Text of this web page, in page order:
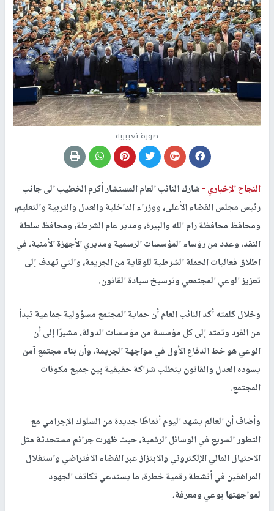
صورة تعبيرية
النجاح الإخباري -شارك النائب العام المستشار أكرم الخطيب الى جانب
رئيس مجلس القضاء الأعلى، ووزراء الداخلية والعدل والتربية والتعليم،
ومحافظ محافظة رام الله والبيرة، ومدير عام الشرطة، ومحافظ سلطة
النقد، وعدد من رؤساء المؤسسات الرسمية ومديري الأجهزة الأمنية، في
اطلاق فعاليات الحملة الشرطية للوقاية من الجريمة، والتي تهدف إلى
تعزيز الوعي المجتمعي وترسيخ سيادة القانون.
وخلال كلمته أكد النائب العام أن حماية المجتمع مسؤولية جماعية تبدأ
من الفرد وتمتد إلى كل مؤسسة من مؤسسات الدولة، مشيرًا إلى أن
الوعي هو خط الدفاع الأول في مواجهة الجريمة، وأن بناء مجتمع آمن
يسوده العدل والقانون يتطلب شراكة حقيقية بين جميع مكونات
المجتمع.
وأضاف أن العالم يشهد اليوم أنماطًا جديدة من السلوك الإجرامي مع
التطور السريع في الوسائل الرقمية، حيث ظهرت جرائم مستحدثة مثل
الاحتيال المالي الإلكتروني والابتزاز عبر الفضاء الافتراضي واستغلال
المراهقين في أنشطة رقمية خطرة، ما يستدعي تكاتف الجهود
لمواجهتها بوعي ومعرفة.